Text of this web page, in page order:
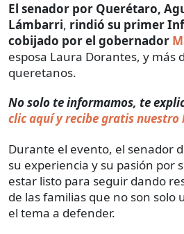
El senador por Querétaro,
Lámbarri, rindió su primer
cobijado por el gobernador
esposa Laura Dorantes, y más
queretanos.
No solo te informamos, te
clic aquí y recibe gratis
Durante el evento, el senador
su experiencia y su pasión por
estar listo para seguir dando
de las familias que no son solo
el tema a defender.